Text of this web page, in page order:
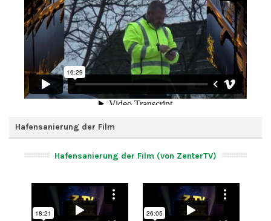
Hafensanierung der Film
Hafensanierung der Film (von ZenterTV)